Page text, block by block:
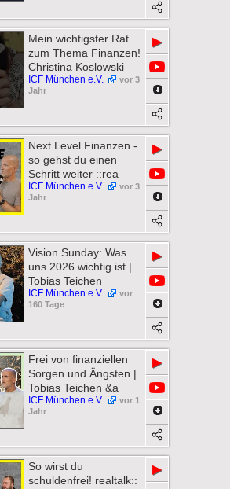
Mein wichtigster Rat
zum Thema Finanzen!
Christina Koslowski
ICF München e.V.
vor 3
Jahr
▶
Next Level Finanzen -
so gehst du einen
Schritt weiter ::rea
ICF München e.V.
vor 3
Jahr
▶
Vision Sunday: Was
uns 2026 wichtig ist |
Tobias Teichen
ICF München e.V.
vor
160 Tage
▶
Frei von finanziellen
Sorgen und Ängsten |
Tobias Teichen &a
ICF München e.V.
vor 1
Jahr
▶
So wirst du
schuldenfrei! realtalk::
▶